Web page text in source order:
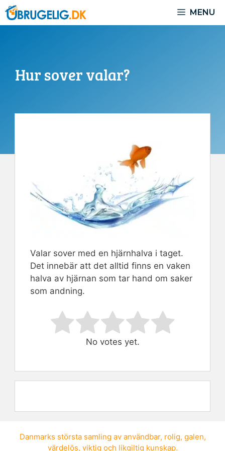
Hoppa
till
MENU
Hur sover valar?
Valar sover med en hjärnhalva i taget.
Det innebär att det alltid finns en vaken
halva av hjärnan som tar hand om saker
som andning.
Rate this item:
Submit Rating
No votes yet.
Danmarks största samling av användbar, rolig, galen,
värdelös, viktig och likgiltig kunskap.